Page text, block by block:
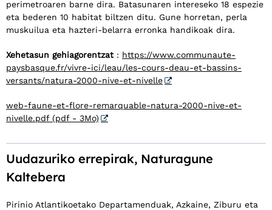
perimetroaren barne dira. Batasunaren intereseko 18 espezie
eta bederen 10 habitat biltzen ditu. Gune horretan, perla
muskuilua eta hazteri-belarra erronka handikoak dira.
Xehetasun gehiagorentzat : https://www.communaute-
paysbasque.fr/vivre-ici/leau/les-cours-deau-et-bassins-
versants/natura-2000-nive-et-nivelle
web-faune-et-flore-remarquable-natura-2000-nive-et-
nivelle.pdf (pdf - 3Mo)
Uudazuriko errepirak, Naturagune
Kaltebera
Pirinio Atlantikoetako Departamenduak, Azkaine, Ziburu eta